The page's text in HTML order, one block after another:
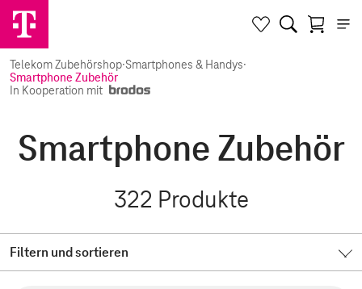
Telekom Zubehörshop·Smartphones & Handys·
Smartphone Zubehör
In Kooperation mit
Smartphone Zubehör
322 Produkte
Filtern und sortieren